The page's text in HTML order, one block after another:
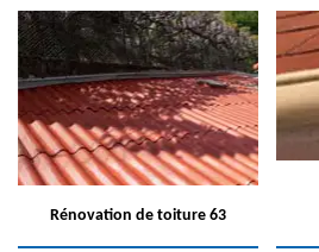
Rénovation de toiture 63